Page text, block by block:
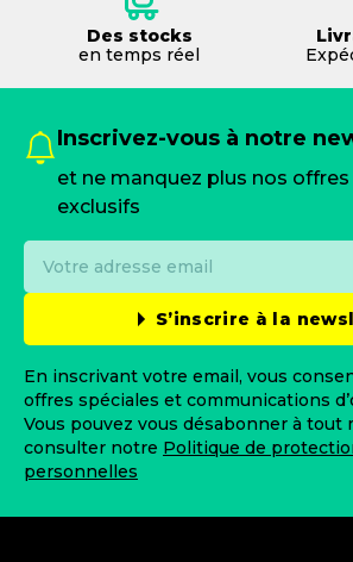
Des stocks
en temps réel
Inscrivez-vous à notre
et ne manquez plus nos
exclusifs
S’inscrire à la
En inscrivant votre email, vous
offres spéciales et communications
Vous pouvez vous désabonner à tout
consulter notre Politique de
personnelles